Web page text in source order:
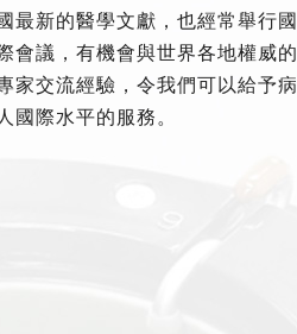
最新的醫學文獻，也經常舉行國
會議，有機會與世界各地權威的
家交流經驗，令我們可以給予病
人國際水平的服務。